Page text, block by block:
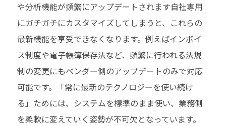
や分析機能が頻繁にアップデートされます自社専用
にガチガチにカスタマイズしてしまうと、これらの
最新機能を享受できなくなります。例えばインボイ
ス制度や電子帳簿保存法など、頻繁に行われる法規
制の変更にもベンダー側のアップデートのみで対応
可能です。「常に最新のテクノロジーを使い続け
る」ためには、システムを標準のまま使い、業務側
を柔軟に変えていく姿勢が不可欠となっています。